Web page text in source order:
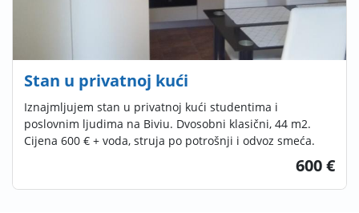
Stan u privatnoj kući
Iznajmljujem stan u privatnoj kući studentima i
poslovnim ljudima na Biviu. Dvosobni klasični, 44 m2.
Cijena 600 € + voda, struja po potrošnji i odvoz smeća.
600 €